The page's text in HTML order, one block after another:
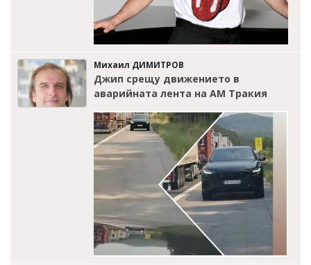
Михаил ДИМИТРОВ
Джип срещу движението в
аварийната лента на АМ Тракия